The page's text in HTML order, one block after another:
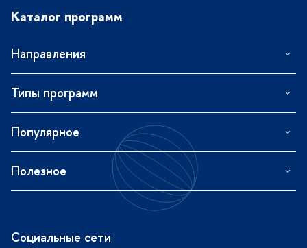
Каталог программ
Направления
Типы программ
Популярное
Полезное
Социальные сети